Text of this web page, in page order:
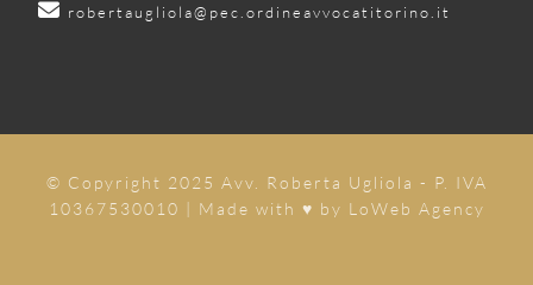
robertaugliola@pec.ordineavvocatitorino.it
© Copyright 2025 Avv. Roberta Ugliola - P. IVA
10367530010 | Made with ♥ by LoWeb Agency